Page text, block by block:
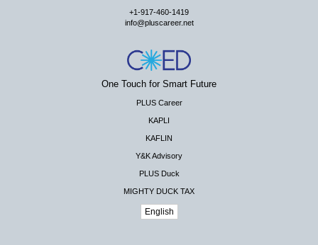
+1-917-460-1419
info@pluscareer.net
One Touch for Smart Future
PLUS Career
KAPLI
KAFLIN
Y&K Advisory
PLUS Duck
MIGHTY DUCK TAX
English